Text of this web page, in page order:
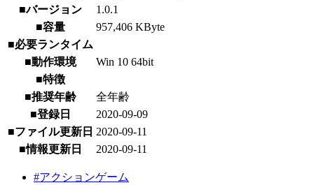
■バージョン
1.0.1
■容量
957,406 KByte
■必要ランタイム
■動作環境
Win 10 64bit
■特徴
■推奨年齢
全年齢
■登録日
2020-09-09
■ファイル更新日 2020-09-11
■情報更新日
2020-09-11
#アクションゲーム